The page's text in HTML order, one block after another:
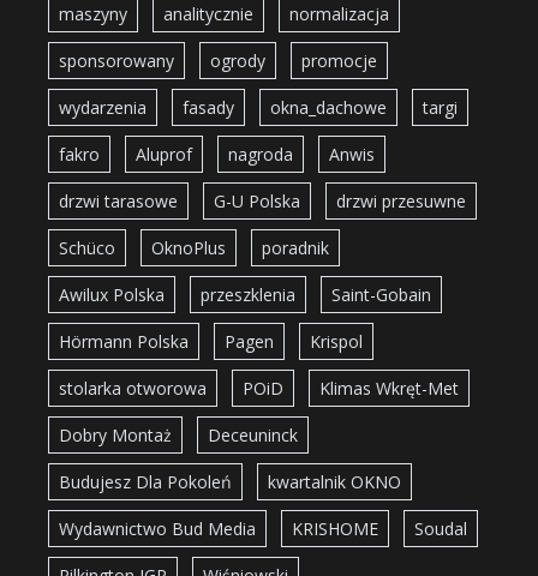
maszyny analitycznie normalizacja
sponsorowany ogrody promocje
wydarzenia fasady okna_dachowe targi
fakro Aluprof nagroda Anwis
drzwi tarasowe G-U Polska drzwi przesuwne
Schüco OknoPlus poradnik
Awilux Polska przeszklenia Saint-Gobain
Hörmann Polska Pagen Krispol
stolarka otworowa POiD Klimas Wkręt-Met
Dobry Montaż Deceuninck
Budujesz Dla Pokoleń kwartalnik OKNO
Wydawnictwo Bud Media KRISHOME Soudal